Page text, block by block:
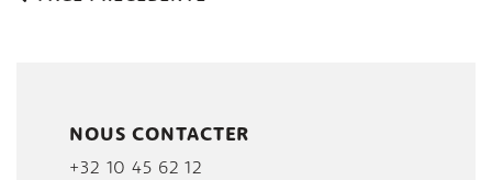
NOUS CONTACTER
+32 10 45 62 12